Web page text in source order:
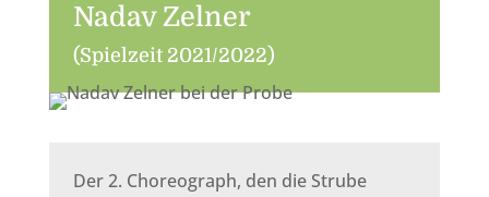
Nadav Zelner
(Spielzeit 2021/2022)
Der 2. Choreograph, den die Strube